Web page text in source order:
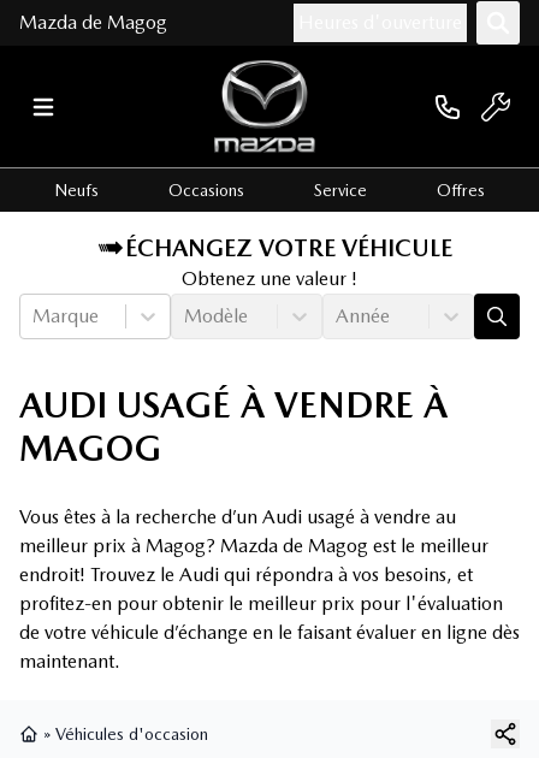
Mazda de Magog
Neufs Occasions Service Offres
ÉCHANGEZ VOTRE VÉHICULE
Obtenez une valeur !
Marque
Modèle Année
AUDI USAGÉ À VENDRE À
MAGOG
Vous êtes à la recherche d’un Audi usagé à vendre au
meilleur prix à Magog? Mazda de Magog est le meilleur
endroit! Trouvez le Audi qui répondra à vos besoins, et
profitez-en pour obtenir le meilleur prix pour l'évaluation
de votre véhicule d’échange en le faisant évaluer en ligne dès
maintenant.
» Véhicules d'occasion